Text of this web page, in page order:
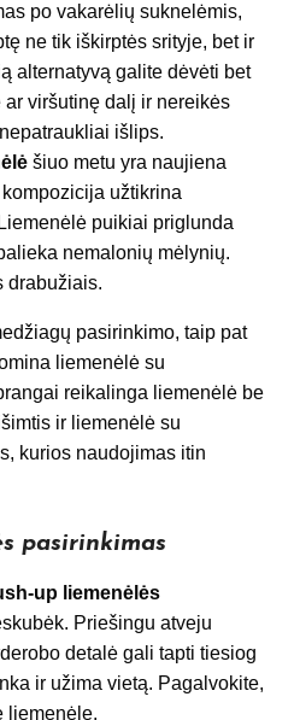
po vakarėlių suknelėmis,
ne tik iškirptės srityje, bet ir
alternatyvą galite dėvėti bet
viršutinę dalį ir nereikės
išlips.
šiuo metu yra naujiena
užtikrina
puikiai priglunda
nemalonių mėlynių.
drabužiais.
pasirinkimo, taip pat
liemenėlė su
reikalinga liemenėlė be
ir liemenėlė su
kurios naudojimas itin
pasirinkimas
up liemenėlės
Priešingu atveju
detalė gali tapti tiesiog
ir užima vietą. Pagalvokite,
liemenėlę.